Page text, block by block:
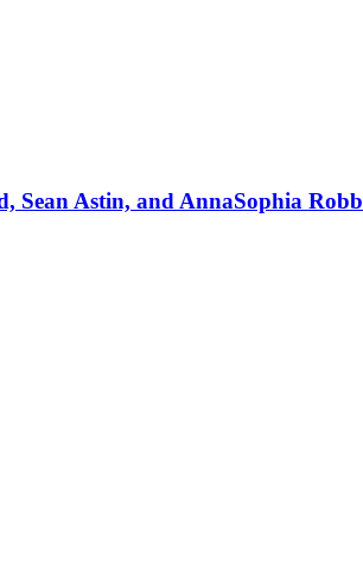
Sean Astin, and AnnaSophia Robb